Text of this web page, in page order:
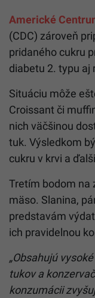
Americké
(CDC) zároveň
pridaného cukru
diabetu 2. typu aj
Situáciu môže
Croissant či
nich väčšinou
tuk. Výsledkom
cukru v krvi a
Tretím bodom na
mäso. Slanina,
predstavám
ich pravidelnou
„Obsahujú
tukov a
konzumácii